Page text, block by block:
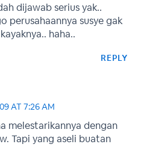
dijawab serius yak..
perusahaannya susye gak
haha..
REPLY
AT 7:26 AM
melestarikannya dengan
Tapi yang aseli buatan